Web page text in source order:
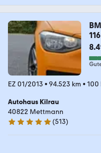
EZ 01/2013 • 94.523 km • 100
Autohaus Kilrau
40822 Mettmann
5 Sterne
(513)